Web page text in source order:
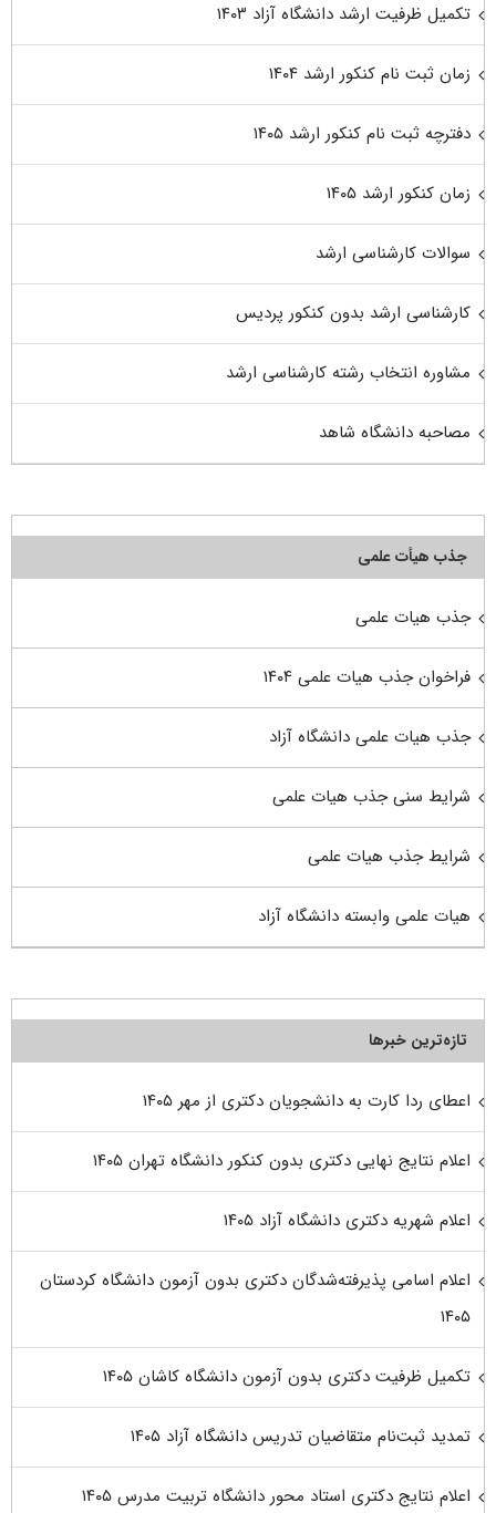
تکمیل ظرفیت ارشد دانشگاه آزاد ۱۴۰۳
زمان ثبت نام کنکور ارشد ۱۴۰۴
دفترچه ثبت نام کنکور ارشد ۱۴۰۵
زمان کنکور ارشد ۱۴۰۵
سوالات کارشناسی ارشد
کارشناسی ارشد بدون کنکور پردیس
مشاوره انتخاب رشته کارشناسی ارشد
مصاحبه دانشگاه شاهد
جذب هیأت علمی
جذب هیات علمی
فراخوان جذب هیات علمی ۱۴۰۴
جذب هیات علمی دانشگاه آزاد
شرایط سنی جذب هیات علمی
شرایط جذب هیات علمی
هیات علمی وابسته دانشگاه آزاد
تازه‌ترین خبرها
اعطای ردا کارت به دانشجویان دکتری از مهر ۱۴۰۵
اعلام نتایج نهایی دکتری بدون کنکور دانشگاه تهران ۱۴۰۵
اعلام شهریه دکتری دانشگاه آزاد ۱۴۰۵
اعلام اسامی پذیرفته‌شدگان دکتری بدون آزمون دانشگاه کردستان
۱۴۰۵
تکمیل ظرفیت دکتری بدون آزمون دانشگاه کاشان ۱۴۰۵
تمدید ثبت‌نام متقاضیان تدریس دانشگاه آزاد ۱۴۰۵
اعلام نتایج دکتری استاد محور دانشگاه تربیت مدرس ۱۴۰۵